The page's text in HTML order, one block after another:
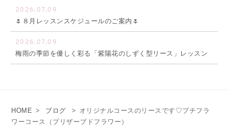
2026.07.09
🌷８月レッスンスケジュールのご案内🌷
2026.07.09
梅雨の季節を優しく彩る「紫陽花のしずく型リース」レッスン
HOME > ブログ > オリジナルコースのリースです♡プチフラ
ワーコース（プリザーブドフラワー）